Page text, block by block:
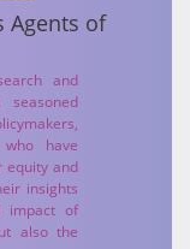
Agents of
and
have
equity and
insights
impact of
also the